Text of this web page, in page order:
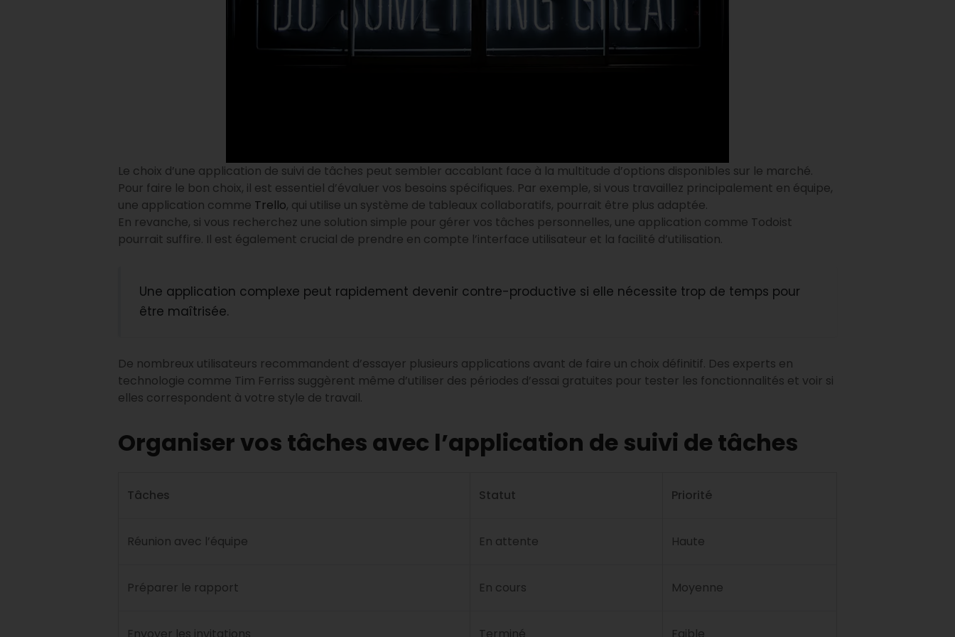
Le choix d’une application de suivi de tâches peut sembler accablant face à la multitude d’options disponibles sur le marché.
Pour faire le bon choix, il est essentiel d’évaluer vos besoins spécifiques. Par exemple, si vous travaillez principalement en équipe,
une application comme Trello, qui utilise un système de tableaux collaboratifs, pourrait être plus adaptée.
En revanche, si vous recherchez une solution simple pour gérer vos tâches personnelles, une application comme Todoist
pourrait suffire. Il est également crucial de prendre en compte l’interface utilisateur et la facilité d’utilisation.
Une application complexe peut rapidement devenir contre-productive si elle nécessite trop de temps pour
être maîtrisée.
De nombreux utilisateurs recommandent d’essayer plusieurs applications avant de faire un choix définitif. Des experts en
technologie comme Tim Ferriss suggèrent même d’utiliser des périodes d’essai gratuites pour tester les fonctionnalités et voir si
elles correspondent à votre style de travail.
Organiser vos tâches avec l’application de suivi de tâches
Tâches Statut Priorité
Réunion avec l’équipe En attente Haute
Préparer le rapport En cours Moyenne
Envoyer les invitations Terminé Faible